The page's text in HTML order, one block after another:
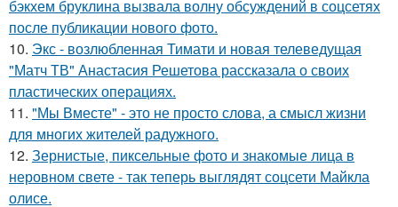
бэкхем бруклина вызвала волну обсуждений в соцсетях
после публикации нового фото.
10. Экс - возлюбленная Тимати и новая телеведущая
"Матч ТВ" Анастасия Решетова рассказала о своих
пластических операциях.
11. "Мы Вместе" - это не просто слова, а смысл жизни
для многих жителей радужного.
12. Зернистые, пиксельные фото и знакомые лица в
неровном свете - так теперь выглядят соцсети Майкла
олисе.